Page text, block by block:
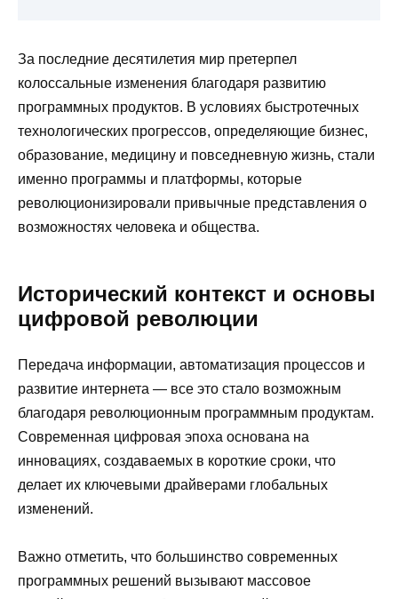
За последние десятилетия мир претерпел
колоссальные изменения благодаря развитию
программных продуктов. В условиях быстротечных
технологических прогрессов, определяющие бизнес,
образование, медицину и повседневную жизнь, стали
именно программы и платформы, которые
революционизировали привычные представления о
возможностях человека и общества.
Исторический контекст и основы
цифровой революции
Передача информации, автоматизация процессов и
развитие интернета — все это стало возможным
благодаря революционным программным продуктам.
Современная цифровая эпоха основана на
инновациях, создаваемых в короткие сроки, что
делает их ключевыми драйверами глобальных
изменений.
Важно отметить, что большинство современных
программных решений вызывают массовое